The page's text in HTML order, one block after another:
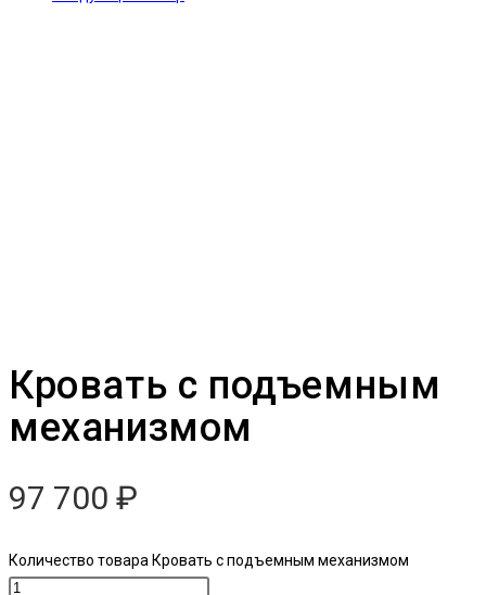
Кровать с подъемным
механизмом
97 700 ₽
Количество товара Кровать с подъемным механизмом